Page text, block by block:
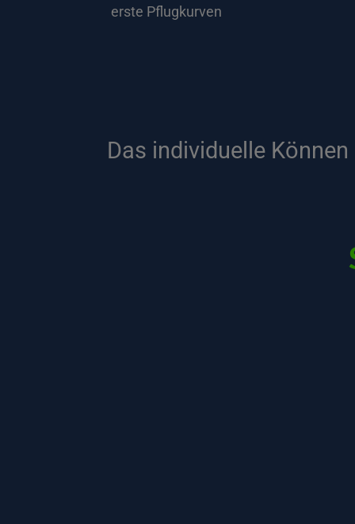
erste Pflugkurven
Das individuelle